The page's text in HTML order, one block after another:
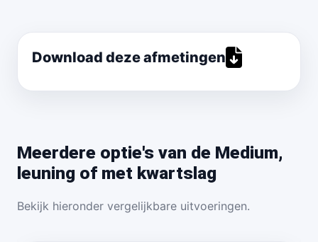
Download deze afmetingen
Meerdere optie's van de Medium,
leuning of met kwartslag
Bekijk hieronder vergelijkbare uitvoeringen.